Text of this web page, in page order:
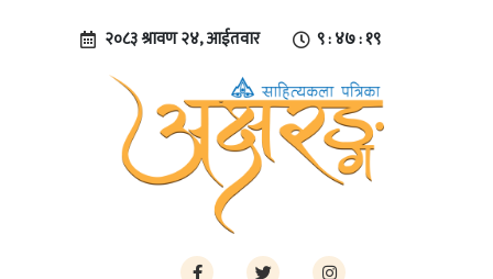
२०८३ श्रावण २४, आईतवार ९ : ४७ : २०